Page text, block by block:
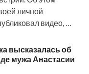
личной
видео, …
высказалась об
мужа Анастасии